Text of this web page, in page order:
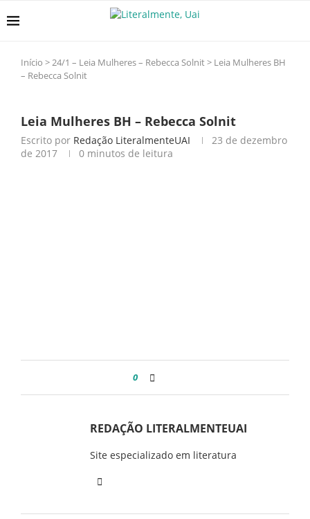
Início >24/1 – Leia Mulheres – Rebecca Solnit> Leia Mulheres BH
– Rebecca Solnit
Leia Mulheres BH – Rebecca Solnit
Escrito por Redação LiteralmenteUAI
23 de dezembro
de 2017
0 minutos de leitura
0
REDAÇÃO LITERALMENTEUAI
Site especializado em literatura